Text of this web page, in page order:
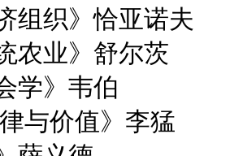
组织》恰亚诺夫
农业》舒尔茨
学》韦伯
与价值》李猛